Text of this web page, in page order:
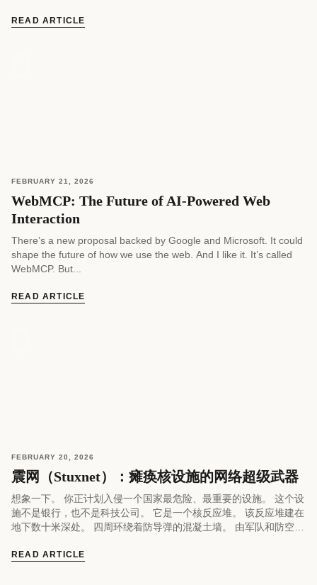
哪些与人工智能相关的职位需求最高。 接着，我们会讨论当前人们
READ ARTICLE
FEBRUARY 21, 2026
WebMCP: The Future of AI-Powered Web
Interaction
There’s a new proposal backed by Google and Microsoft. It could
shape the future of how we use the web. And I like it. It’s called
WebMCP. But...
READ ARTICLE
FEBRUARY 20, 2026
震网（Stuxnet）：瘫痪核设施的网络超级武器
想象一下。 你正计划入侵一个国家最危险、最重要的设施。 这个设
施不是银行，也不是科技公司。 它是一个核反应堆。 该反应堆建在
地下数十米深处。 四周环绕着防导弹的混凝土墙。 由军队和防空炮
术上变得不可能的障碍是： 这个反应堆完全没有连接到互联网。 没
READ ARTICLE